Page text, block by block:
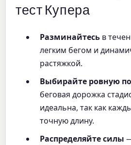
тест Купера
Разминайтесь в
легким бегом и
растяжкой.
Выбирайте ровную
беговая дорожка
идеальна, так как
точную длину.
Распределяйте силы